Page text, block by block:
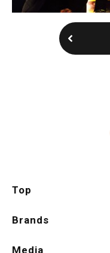
Top
Brands
Media